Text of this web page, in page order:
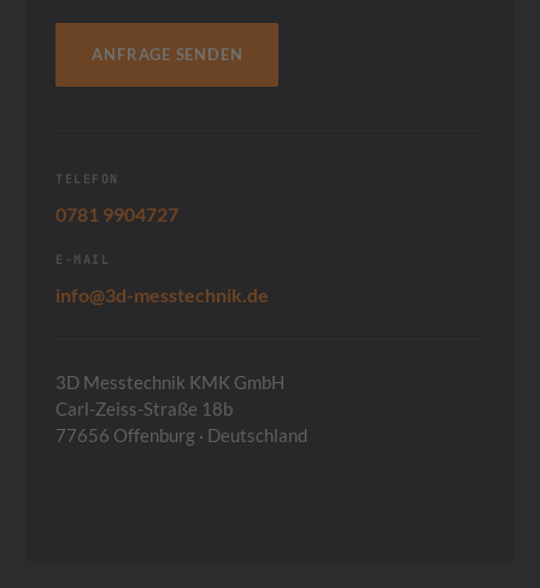
ANFRAGE SENDEN
TELEFON
0781 9904727
E-MAIL
info@3d-messtechnik.de
3D Messtechnik KMK GmbH
Carl-Zeiss-Straße 18b
77656 Offenburg · Deutschland